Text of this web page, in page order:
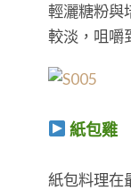
輕灑糖粉與
較淡，咀嚼
紙包雞
紙包料理在